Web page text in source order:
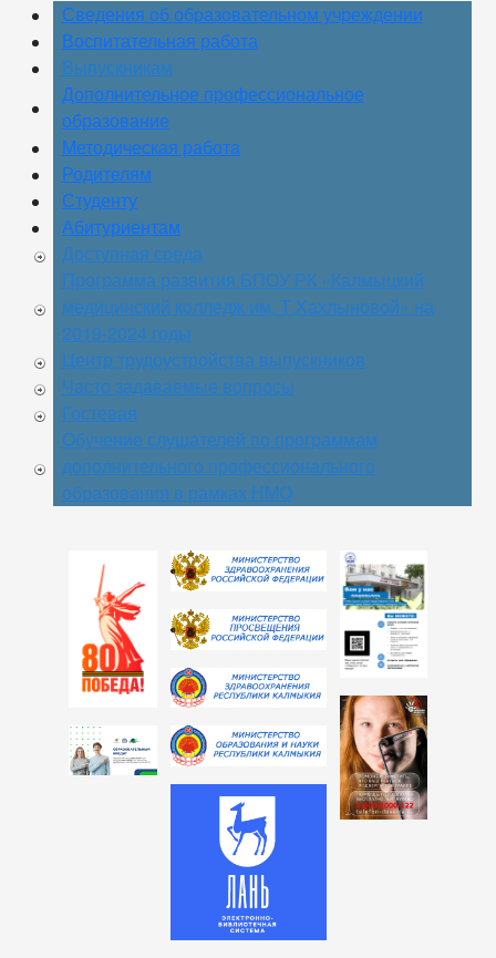
Сведения об образовательном учреждении
Воспитательная работа
Выпускникам
Дополнительное профессиональное
образование
Методическая работа
Родителям
Студенту
Абитуриентам
Доступная среда
Программа развития БПОУ РК «Калмыцкий
медицинский колледж им. Т.Хахлыновой» на
2019-2024 годы
Центр трудоустройства выпускников
Часто задаваемые вопросы
Гостевая
Обучение слушателей по программам
дополнительного профессионального
образования в рамках НМО